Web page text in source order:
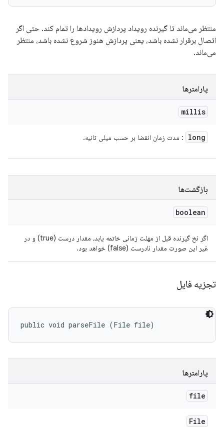
منتظر می‌ماند تا گیرنده رویداد پردازش رویدادها را تمام کند. حتی اگر
اتصال برقرار نشده باشد، یعنی پردازش هنوز شروع نشده باشد، منتظر
می‌ماند.
پارامترها
millis
long : مدت زمان انقضا بر حسب میلی ثانیه.
بازگشت‌ها
boolean
اگر نخ گیرنده قبل از مهلت زمانی خاتمه یابد، مقدار درست (true) و در
غیر این صورت مقدار نادرست (false) خواهد بود.
تجزیه فایل
public void parseFile (File file)
پارامترها
file
File